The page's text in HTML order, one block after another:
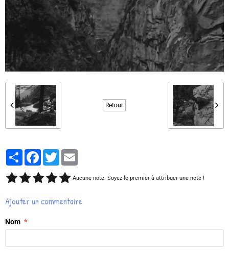
Retour
PartagerFacebook
Twitter
Aucune note. Soyez le premier à attribuer une note !
Ajouter un commentaire
Nom